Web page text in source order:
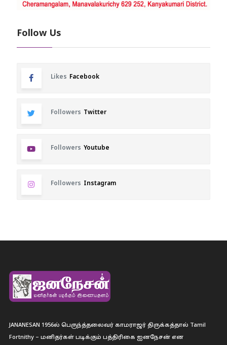
Follow Us
Likes Facebook
Followers Twitter
Followers Youtube
Followers Instagram
JANANESAN 1956ல் பெருந்த்தலைவர் காமராஜர் திருக்கத்தால் Tamil
Fortnithy – மனிதர்கள் படிக்கும் பத்திரிகை ஐனநேசன் என